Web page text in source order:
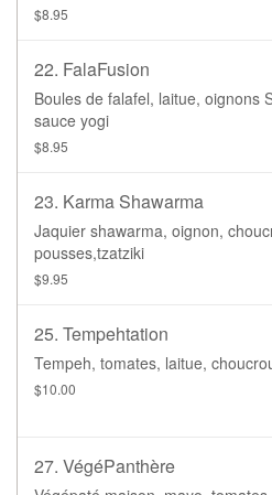
$8.95
22. FalaFusion
Boules de falafel, laitue, oignons
sauce yogi
$8.95
23. Karma Shawarma
Jaquier shawarma, oignon,
pousses,tzatziki
$9.95
25. Tempehtation
Tempeh, tomates, laitue,
$10.00
27. VégéPanthère